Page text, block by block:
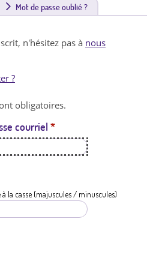
Mot de passe oublié ?
n'hésitez pas à nous
?
obligatoires.
courriel *
la casse (majuscules / minuscules)